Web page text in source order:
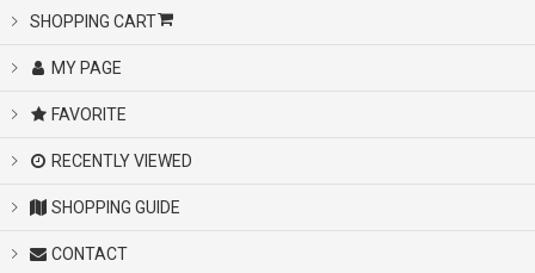
SHOPPING CART
MY PAGE
FAVORITE
RECENTLY VIEWED
SHOPPING GUIDE
CONTACT